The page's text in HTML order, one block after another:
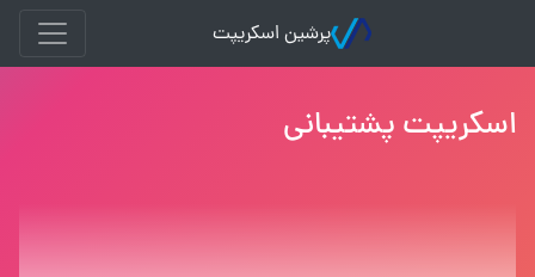
پرشین اسکریپت
اسکریپت پشتیبانی